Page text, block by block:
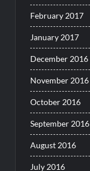
February 2017
January 2017
December 2016
November 2016
October 2016
September 2016
August 2016
July 2016